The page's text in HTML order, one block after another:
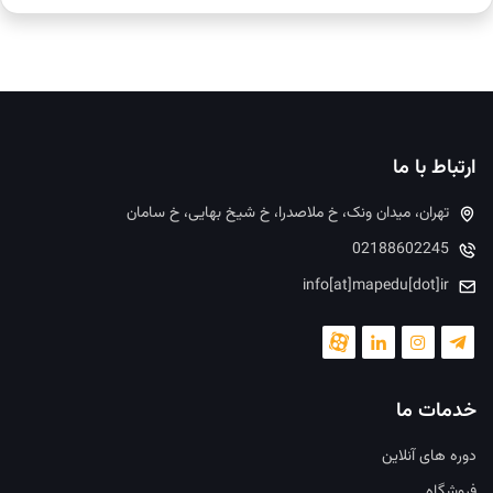
ارتباط با ما
تهران، میدان ونک، خ ملاصدرا، خ شیخ بهایی، خ سامان
02188602245
info[at]mapedu[dot]ir
خدمات ما
دوره های آنلاین